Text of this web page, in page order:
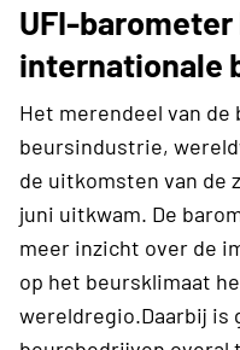
UFI-
internationale
Het merendeel van de
beursindustrie,
de uitkomsten van de
juni uitkwam. De
meer inzicht over de
op het beursklimaat
wereldregio.Daarbij is